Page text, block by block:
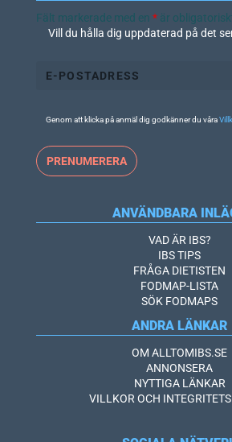
Fält markerade med en *är
Vill du hålla dig uppdaterad på det
Genom att klicka på anmäl dig godkänner du våra
ANVÄNDBARA
VAD ÄR IBS?
IBS TIPS
FRÅGA DIETISTEN
FODMAP-LISTA
SÖK FODMAPS
ANDRA LÄNKAR
OM ALLTOMIBS.SE
ANNONSERA
NYTTIGA LÄNKAR
VILLKOR OCH